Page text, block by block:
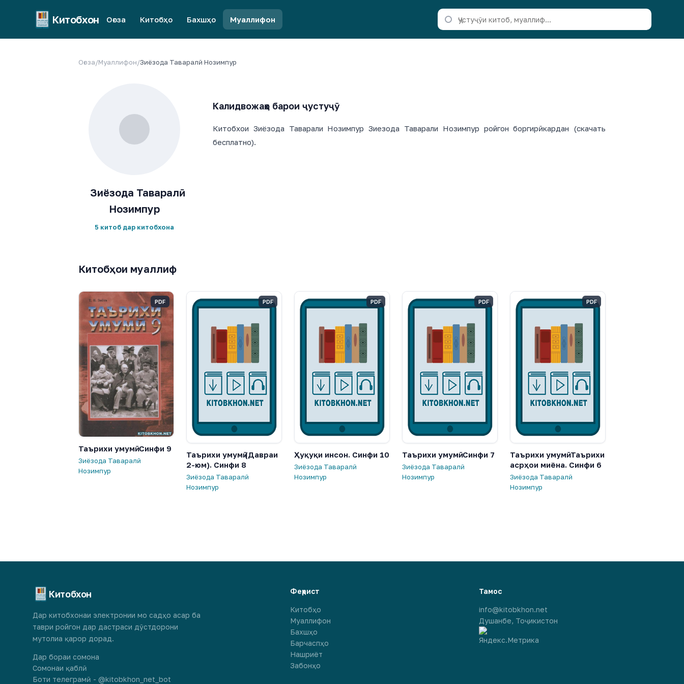
Китобхон Оғоза Китобҳо Бахшҳо Муаллифон
Оғоза/Муаллифон/Зиёзода Таваралӣ Нозимпур
Зиёзода Таваралӣ
Нозимпур
5 китоб дар китобхона
Калидвожаҳо барои ҷустуҷӯ
Китобхои Зиёзода Таварали Нозимпур Зиезода Таварали Нозимпур ройгон боргирӣ кардан (скачать
бесплатно).
Китобҳои муаллиф
PDF
Таърихи умумӣ. Синфи 9
Зиёзода Таваралӣ
Нозимпур
PDF
Таърихи умумӣ (Давраи
2-юм). Синфи 8
Зиёзода Таваралӣ
Нозимпур
PDF
Ҳуқуқи инсон. Синфи 10
Зиёзода Таваралӣ
Нозимпур
PDF
Таърихи умумӣ. Синфи 7
Зиёзода Таваралӣ
Нозимпур
PDF
Таърихи умумӣ. Таърихи
асрҳои миёна. Синфи 6
Зиёзода Таваралӣ
Нозимпур
Китобхон
Дар китобхонаи электронии мо садҳо асар ба
таври ройгон дар дастраси дӯстдорони
мутолиа қарор дорад.
Дар бораи сомона
Сомонаи қаблӣ
Боти телеграмӣ - @kitobkhon_net_bot
Феҳрист
Китобҳо
Муаллифон
Бахшҳо
Барчаспҳо
Нашриёт
Забонҳо
Тамос
info@kitobkhon.net
Душанбе, Тоҷикистон